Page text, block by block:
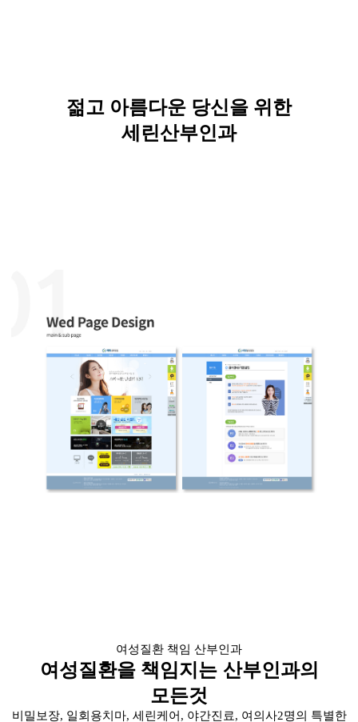
젊고 아름다운 당신을 위한
세린산부인과
여성질환 책임 산부인과
여성질환을 책임지는 산부인과의
모든것
비밀보장, 일회용치마, 세린케어, 야간진료, 여의사2명의 특별한